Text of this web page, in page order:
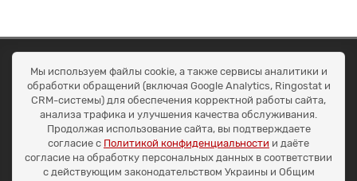
ОКЕАН ТРЕЙД
Договір публичної оферти
Доставка та оплата
Наші контакти
Умови повернення
+38 (099) 452-20-02
+38 (098) 492-20-02
office@ocean.biz.ua
Мы используем файлы cookie, а также сервисы аналитики и
обработки обращений (включая Google Analytics, Ringostat и
CRM-системы) для обеспечения корректной работы сайта,
анализа трафика и улучшения качества обслуживания.
Продолжая использование сайта, вы подтверждаете
согласие с Политикой конфиденциальности и даёте
согласие на обработку персональных данных в соответствии
с действующим законодательством Украины и Общим